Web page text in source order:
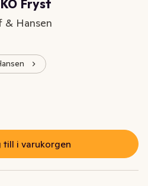
Fryst
& Hansen
till i varukorgen